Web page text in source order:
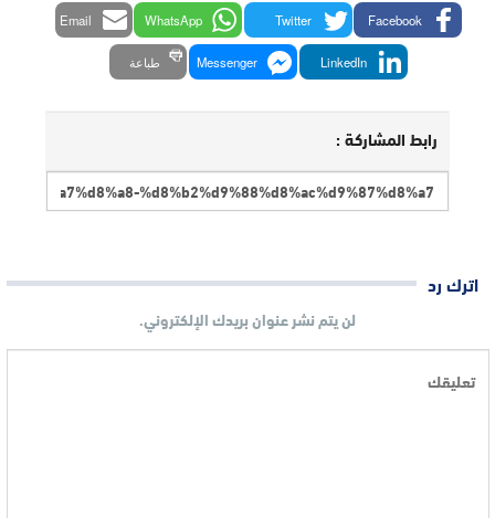
Facebook
Twitter
WhatsApp
Email
LinkedIn
Messenger طباعة
رابط المشاركة :
اترك رد
لن يتم نشر عنوان بريدك الإلكتروني.